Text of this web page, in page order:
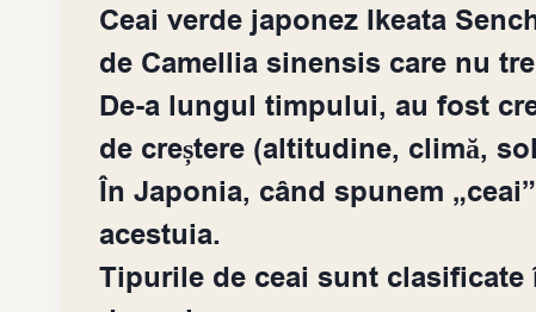
Ceai verde japonez Ikeata
de Camellia sinensis care nu
De-a lungul timpului, au fost
de creștere (altitudine, climă,
În Japonia, când spunem
acestuia.
Tipurile de ceai sunt